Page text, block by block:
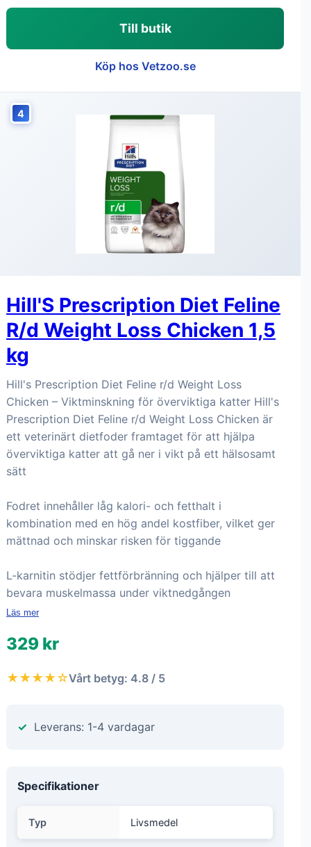
Till butik
Köp hos Vetzoo.se
4
Hill'S Prescription Diet Feline
R/d Weight Loss Chicken 1,5
kg
Hill's Prescription Diet Feline r/d Weight Loss
Chicken – Viktminskning för överviktiga katter Hill's
Prescription Diet Feline r/d Weight Loss Chicken är
ett veterinärt dietfoder framtaget för att hjälpa
överviktiga katter att gå ner i vikt på ett hälsosamt
sätt
Fodret innehåller låg kalori- och fetthalt i
kombination med en hög andel kostfiber, vilket ger
mättnad och minskar risken för tiggande
L-karnitin stödjer fettförbränning och hjälper till att
bevara muskelmassa under viktnedgången
Läs mer
329 kr
★★★★☆Vårt betyg: 4.8 / 5
Leverans: 1-4 vardagar
Specifikationer
Typ Livsmedel